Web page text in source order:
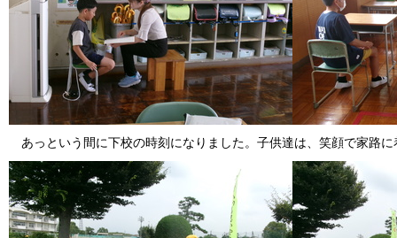
あっという間に下校の時刻になりました。子供達は、笑顔で家路